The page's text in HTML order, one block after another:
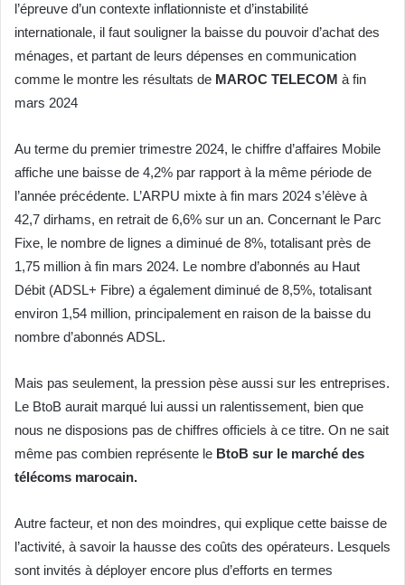
l’épreuve d’un contexte inflationniste et d’instabilité
internationale, il faut souligner la baisse du pouvoir d’achat des
ménages, et partant de leurs dépenses en communication
comme le montre les résultats de MAROC TELECOM à fin
mars 2024
Au terme du premier trimestre 2024, le chiffre d’affaires Mobile
affiche une baisse de 4,2% par rapport à la même période de
l’année précédente. L’ARPU mixte à fin mars 2024 s’élève à
42,7 dirhams, en retrait de 6,6% sur un an. Concernant le Parc
Fixe, le nombre de lignes a diminué de 8%, totalisant près de
1,75 million à fin mars 2024. Le nombre d’abonnés au Haut
Débit (ADSL+ Fibre) a également diminué de 8,5%, totalisant
environ 1,54 million, principalement en raison de la baisse du
nombre d’abonnés ADSL.
Mais pas seulement, la pression pèse aussi sur les entreprises.
Le BtoB aurait marqué lui aussi un ralentissement, bien que
nous ne disposions pas de chiffres officiels à ce titre. On ne sait
même pas combien représente le BtoB sur le marché des
télécoms marocain.
Autre facteur, et non des moindres, qui explique cette baisse de
l’activité, à savoir la hausse des coûts des opérateurs. Lesquels
sont invités à déployer encore plus d’efforts en termes